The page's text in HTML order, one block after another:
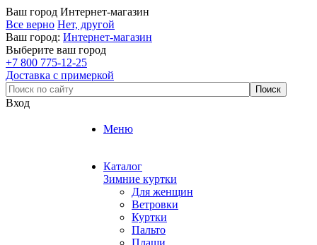
Ваш город Интернет-магазин
Все верно Нет, другой
Ваш город: Интернет-магазин
Выберите ваш город
+7 800 775-12-25
Доставка с примеркой
Вход
Меню
Каталог
Зимние куртки
Для женщин
Ветровки
Куртки
Пальто
Плащи